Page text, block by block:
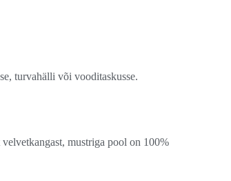
turvahälli või vooditaskusse.
mustriga pool on 100%